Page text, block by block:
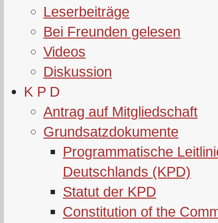
Leserbeiträge
Bei Freunden gelesen
Videos
Diskussion
K P D
Antrag auf Mitgliedschaft
Grundsatzdokumente
Programmatische
Deutschlands (KPD)
Statut der KPD
Constitution of the